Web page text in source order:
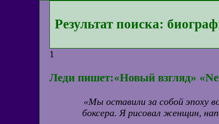
Результат поиска:
1
Леди пишет:«Новый взгляд»
«Мы оставили за собой эпоху
боксера. Я рисовал женщин,